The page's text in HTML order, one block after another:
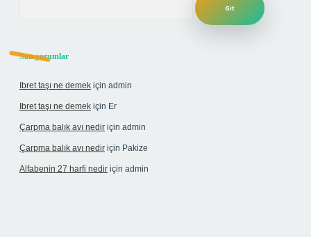
Son yorumlar
Ibret taşı ne demek için admin
Ibret taşı ne demek için Er
Çarpma balık avı nedir için admin
Çarpma balık avı nedir için Pakize
Alfabenin 27 harfi nedir için admin